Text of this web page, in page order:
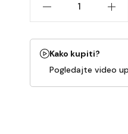
Kako kupiti?
Pogledajte video